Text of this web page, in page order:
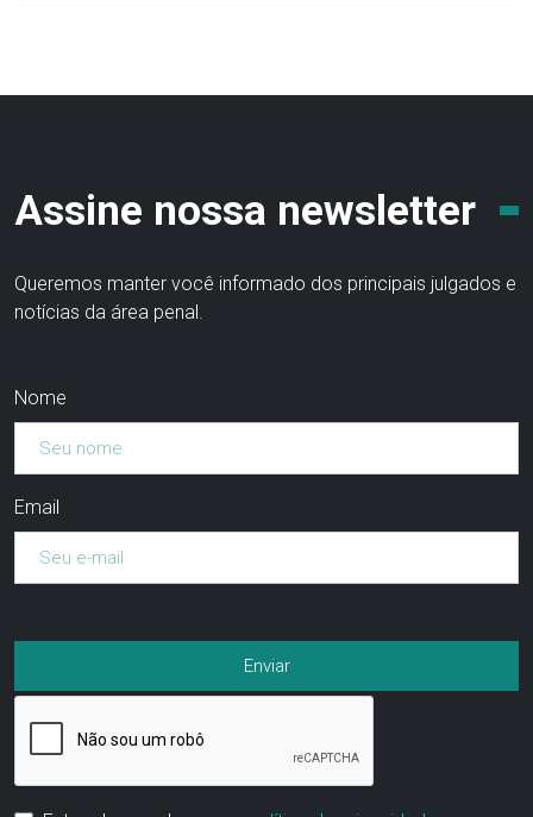
Assine nossa newsletter
Queremos manter você informado dos principais julgados e
notícias da área penal.
Nome
Email